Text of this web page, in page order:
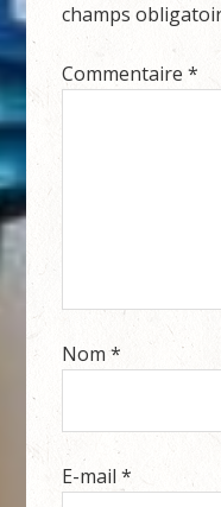
champs
Commentaire*
Nom*
E-mail*